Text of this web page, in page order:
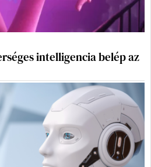
intelligencia belép az